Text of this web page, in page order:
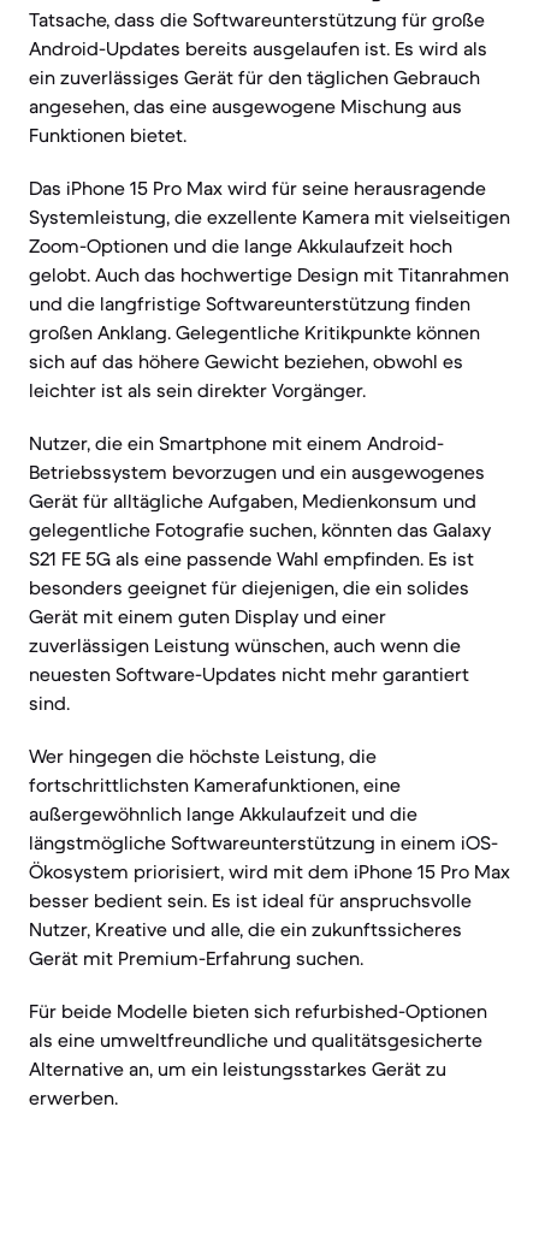
Tatsache, dass die Softwareunterstützung für große
Android-Updates bereits ausgelaufen ist. Es wird als
ein zuverlässiges Gerät für den täglichen Gebrauch
angesehen, das eine ausgewogene Mischung aus
Funktionen bietet.
Das iPhone 15 Pro Max wird für seine herausragende
Systemleistung, die exzellente Kamera mit vielseitigen
Zoom-Optionen und die lange Akkulaufzeit hoch
gelobt. Auch das hochwertige Design mit Titanrahmen
und die langfristige Softwareunterstützung finden
großen Anklang. Gelegentliche Kritikpunkte können
sich auf das höhere Gewicht beziehen, obwohl es
leichter ist als sein direkter Vorgänger.
Nutzer, die ein Smartphone mit einem Android-
Betriebssystem bevorzugen und ein ausgewogenes
Gerät für alltägliche Aufgaben, Medienkonsum und
gelegentliche Fotografie suchen, könnten das Galaxy
S21 FE 5G als eine passende Wahl empfinden. Es ist
besonders geeignet für diejenigen, die ein solides
Gerät mit einem guten Display und einer
zuverlässigen Leistung wünschen, auch wenn die
neuesten Software-Updates nicht mehr garantiert
sind.
Wer hingegen die höchste Leistung, die
fortschrittlichsten Kamerafunktionen, eine
außergewöhnlich lange Akkulaufzeit und die
längstmögliche Softwareunterstützung in einem iOS-
Ökosystem priorisiert, wird mit dem iPhone 15 Pro Max
besser bedient sein. Es ist ideal für anspruchsvolle
Nutzer, Kreative und alle, die ein zukunftssicheres
Gerät mit Premium-Erfahrung suchen.
Für beide Modelle bieten sich refurbished-Optionen
als eine umweltfreundliche und qualitätsgesicherte
Alternative an, um ein leistungsstarkes Gerät zu
erwerben.